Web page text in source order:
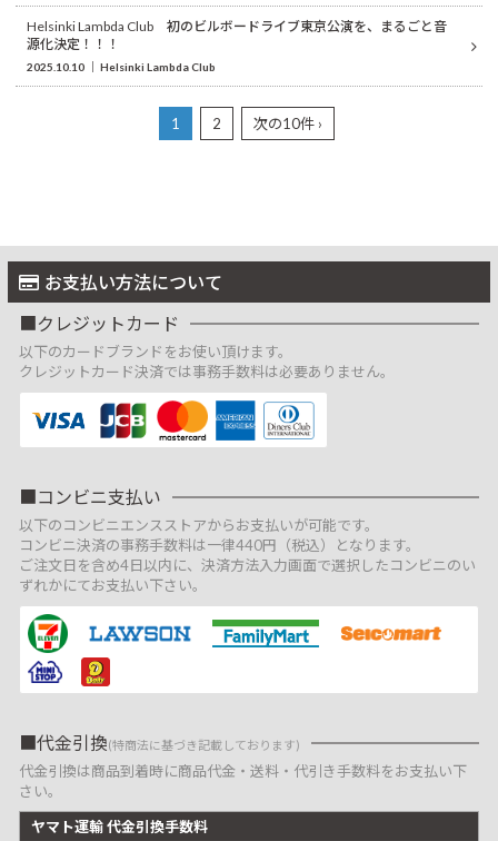
Helsinki Lambda Club 初のビルボードライブ東京公演を、まるごと音
源化決定！！！
2025.10.10 Helsinki Lambda Club
1 2 次の10件 ›
お支払い方法について
クレジットカード
以下のカードブランドをお使い頂けます。
クレジットカード決済では事務手数料は必要ありません。
コンビニ支払い
以下のコンビニエンスストアからお支払いが可能です。
コンビニ決済の事務手数料は一律440円（税込）となります。
ご注文日を含め4日以内に、決済方法入力画面で選択したコンビニのい
ずれかにてお支払い下さい。
代金引換(特商法に基づき記載しております)
代金引換は商品到着時に商品代金・送料・代引き手数料をお支払い下
さい。
ヤマト運輸 代金引換手数料